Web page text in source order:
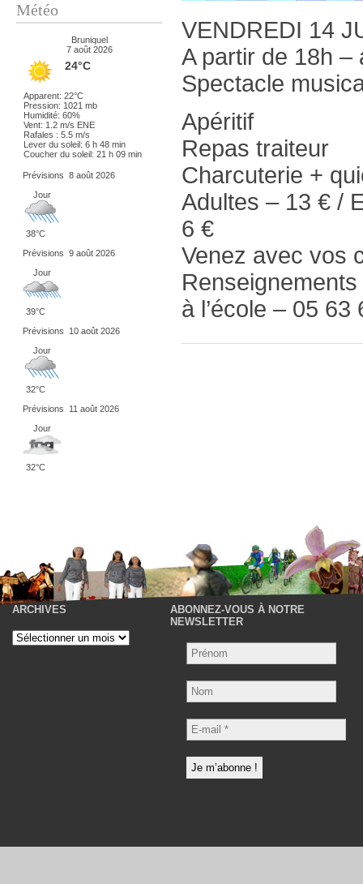
Météo
Bruniquel
7 août 2026
24°C
Apparent: 22°C
Pression: 1021 mb
Humidité: 60%
Vent: 1.2 m/s ENE
Rafales : 5.5 m/s
Lever du soleil: 6 h 48 min
Coucher du soleil: 21 h 09 min
Prévisions 8 août 2026
Jour
38°C
Prévisions 9 août 2026
Jour
39°C
Prévisions
10 août 2026
Jour
32°C
Prévisions
11 août 2026
Jour
32°C
VENDREDI 14
A partir de 18h –
Spectacle
Apéritif
Repas traiteur
Charcuterie +
Adultes – 13 € /
6 €
Venez avec vos
à l’école – 05 63
ARCHIVES
Archives
ABONNEZ-VOUS À NOTRE
NEWSLETTER
Nom
E-
mail
*